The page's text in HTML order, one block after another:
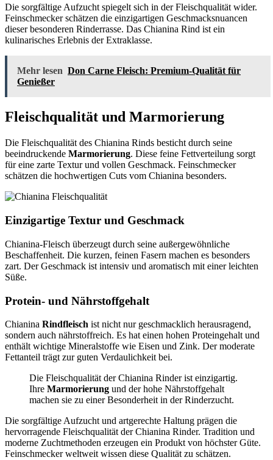
Die sorgfältige Aufzucht spiegelt sich in der Fleischqualität wider.
Feinschmecker schätzen die einzigartigen Geschmacksnuancen
dieser besonderen Rinderrasse. Das Chianina Rind ist ein
kulinarisches Erlebnis der Extraklasse.
Mehr lesen Don Carne Fleisch: Premium-Qualität für
Genießer
Fleischqualität und Marmorierung
Die Fleischqualität des Chianina Rinds besticht durch seine
beeindruckende Marmorierung. Diese feine Fettverteilung sorgt
für eine zarte Textur und vollen Geschmack. Feinschmecker
schätzen die hochwertigen Cuts vom Chianina besonders.
Einzigartige Textur und Geschmack
Chianina-Fleisch überzeugt durch seine außergewöhnliche
Beschaffenheit. Die kurzen, feinen Fasern machen es besonders
zart. Der Geschmack ist intensiv und aromatisch mit einer leichten
Süße.
Protein- und Nährstoffgehalt
Chianina Rindfleisch ist nicht nur geschmacklich herausragend,
sondern auch nährstoffreich. Es hat einen hohen Proteingehalt und
enthält wichtige Mineralstoffe wie Eisen und Zink. Der moderate
Fettanteil trägt zur guten Verdaulichkeit bei.
Die Fleischqualität der Chianina Rinder ist einzigartig.
Ihre Marmorierung und der hohe Nährstoffgehalt
machen sie zu einer Besonderheit in der Rinderzucht.
Die sorgfältige Aufzucht und artgerechte Haltung prägen die
hervorragende Fleischqualität der Chianina Rinder. Tradition und
moderne Zuchtmethoden erzeugen ein Produkt von höchster Güte.
Feinschmecker weltweit wissen diese Qualität zu schätzen.